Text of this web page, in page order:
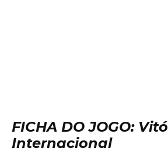
FICHA DO JOGO:
Internacional